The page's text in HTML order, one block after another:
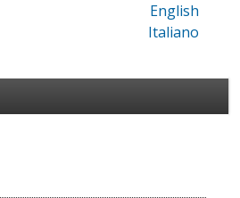
English
Italiano